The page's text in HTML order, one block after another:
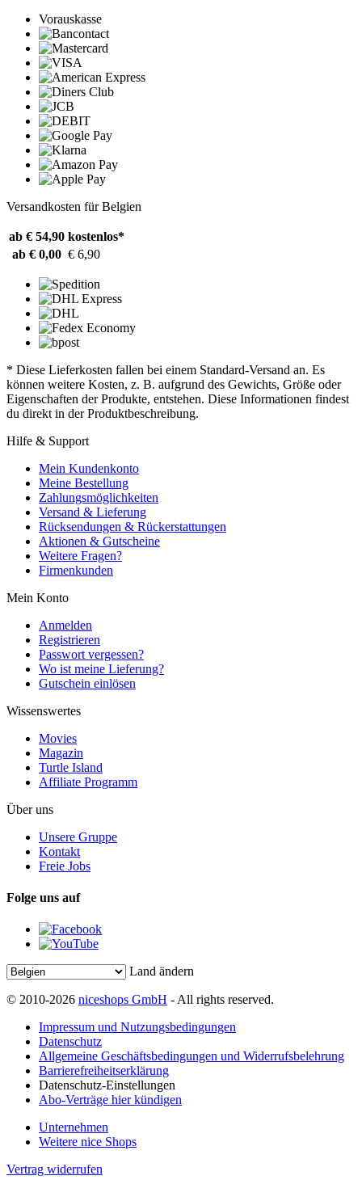
Vorauskasse
Versandkosten für Belgien
ab € 54,90 kostenlos*
ab € 0,00 € 6,90
* Diese Lieferkosten fallen bei einem Standard-Versand an. Es
können weitere Kosten, z. B. aufgrund des Gewichts, Größe oder
Eigenschaften der Produkte, entstehen. Diese Informationen findest
du direkt in der Produktbeschreibung.
Hilfe & Support
Mein Kundenkonto
Meine Bestellung
Zahlungsmöglichkeiten
Versand & Lieferung
Rücksendungen & Rückerstattungen
Aktionen & Gutscheine
Weitere Fragen?
Firmenkunden
Mein Konto
Anmelden
Registrieren
Passwort vergessen?
Wo ist meine Lieferung?
Gutschein einlösen
Wissenswertes
Movies
Magazin
Turtle Island
Affiliate Programm
Über uns
Unsere Gruppe
Kontakt
Freie Jobs
Folge uns auf
Land ändern
© 2010-2026 niceshops GmbH - All rights reserved.
Impressum und Nutzungsbedingungen
Datenschutz
Allgemeine Geschäftsbedingungen und Widerrufsbelehrung
Barrierefreiheitserklärung
Datenschutz-Einstellungen
Abo-Verträge hier kündigen
Unternehmen
Weitere nice Shops
Vertrag widerrufen